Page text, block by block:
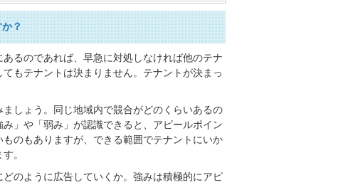
か？
るのであれば、早急に対処しなければ他のテナ
もテナントは決まりません。テナントが決まっ
しょう。同じ地域内で競合がどのくらいあるの
」や「弱み」が認識できると、アピールポイン
のもありますが、できる範囲でテナントにいか
。
のように広告していくか。強みは積極的にアピ